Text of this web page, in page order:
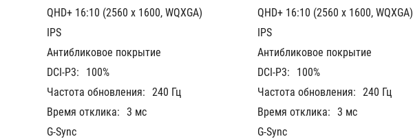
QHD+ 16:10 (2560 x 1600, WQXGA)
IPS
Антибликовое покрытие
DCI-P3:
100%
Частота обновления: 240 Гц
Время отклика: 3 мс
G-Sync
QHD+ 16:10 (2560 x 1600, WQXGA)
IPS
Антибликовое покрытие
DCI-P3:
100%
Частота обновления: 240 Гц
Время отклика: 3 мс
G-Sync